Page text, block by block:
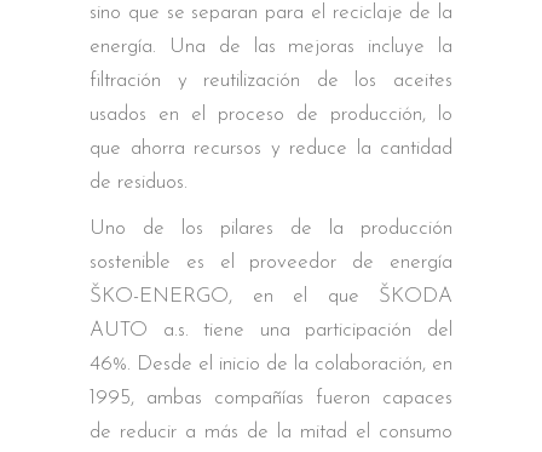
sino que se separan para el reciclaje de la
energía. Una de las mejoras incluye la
filtración y reutilización de los aceites
usados en el proceso de producción, lo
que ahorra recursos y reduce la cantidad
de residuos.
Uno de los pilares de la producción
sostenible es el proveedor de energía
ŠKO-ENERGO, en el que ŠKODA
AUTO a.s. tiene una participación del
46%. Desde el inicio de la colaboración, en
1995, ambas compañías fueron capaces
de reducir a más de la mitad el consumo